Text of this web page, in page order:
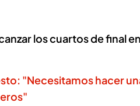
los cuartos de final
"Necesitamos hacer